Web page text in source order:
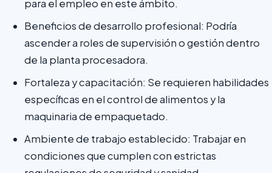
para el empleo en este ámbito.
Beneficios de desarrollo profesional: Podría
ascender a roles de supervisión o gestión dentro
de la planta procesadora.
Fortaleza y capacitación: Se requieren habilidades
específicas en el control de alimentos y la
maquinaria de empaquetado.
Ambiente de trabajo establecido: Trabajar en
condiciones que cumplen con estrictas